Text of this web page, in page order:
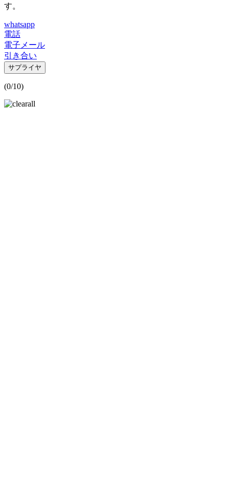
す。
whatsapp
電話
電子メール
引き合い
サプライヤ
(0/10)